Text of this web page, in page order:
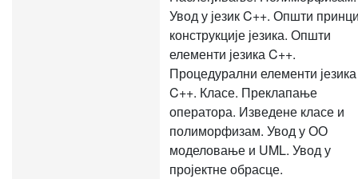
Увод у језик C++. Општи
конструкције језика. Општи
елементи језика C++.
Процедурални елементи језика
C++. Класе. Преклапање
оператора. Изведене класе и
полиморфизам. Увод у ОО
моделовање и UML. Увод у
пројектне обрасце.